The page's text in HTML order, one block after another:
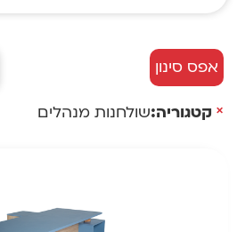
אפס סינון
קטגוריה:שולחנות מנהלים ×